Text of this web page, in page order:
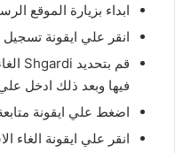
ابداء بزيارة الموقع
انقر علي ايقونة
قم بتحديد Shgardi
فيها وبعد ذلك ادخل
اضغط علي ايقونة
انقر علي ايقونة الغاء